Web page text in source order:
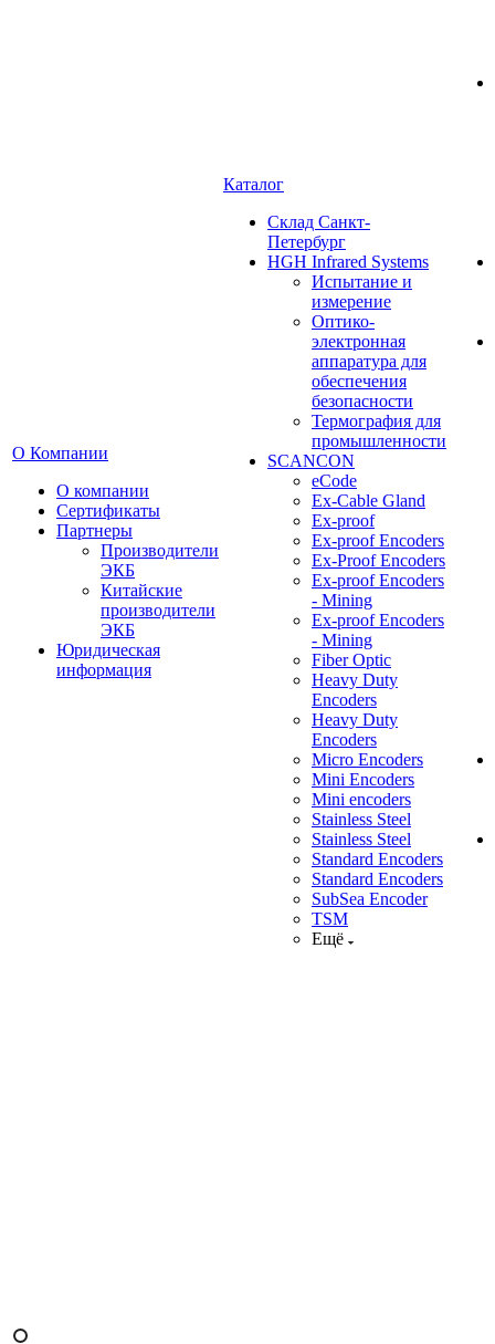
О Компании
О компании
Сертификаты
Партнеры
Производители
ЭКБ
Китайские
производители
ЭКБ
Юридическая
информация
Каталог
Cклад Санкт-
Петербург
HGH Infrared Systems
Испытание и
измерение
Оптико-
электронная
аппаратура для
обеспечения
безопасности
Термография для
промышленности
SCANCON
eCode
Ex-Cable Gland
Ex-proof
Ex-proof Encoders
Ex-Proof Encoders
Ex-proof Encoders
- Mining
Ex-proof Encoders
- Mining
Fiber Optic
Heavy Duty
Encoders
Heavy Duty
Encoders
Micro Encoders
Mini Encoders
Mini encoders
Stainless Steel
Stainless Steel
Standard Encoders
Standard Encoders
SubSea Encoder
TSM
Ещё